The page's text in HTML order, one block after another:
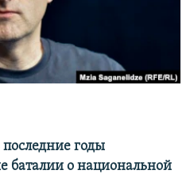
последние годы
баталии о национальной